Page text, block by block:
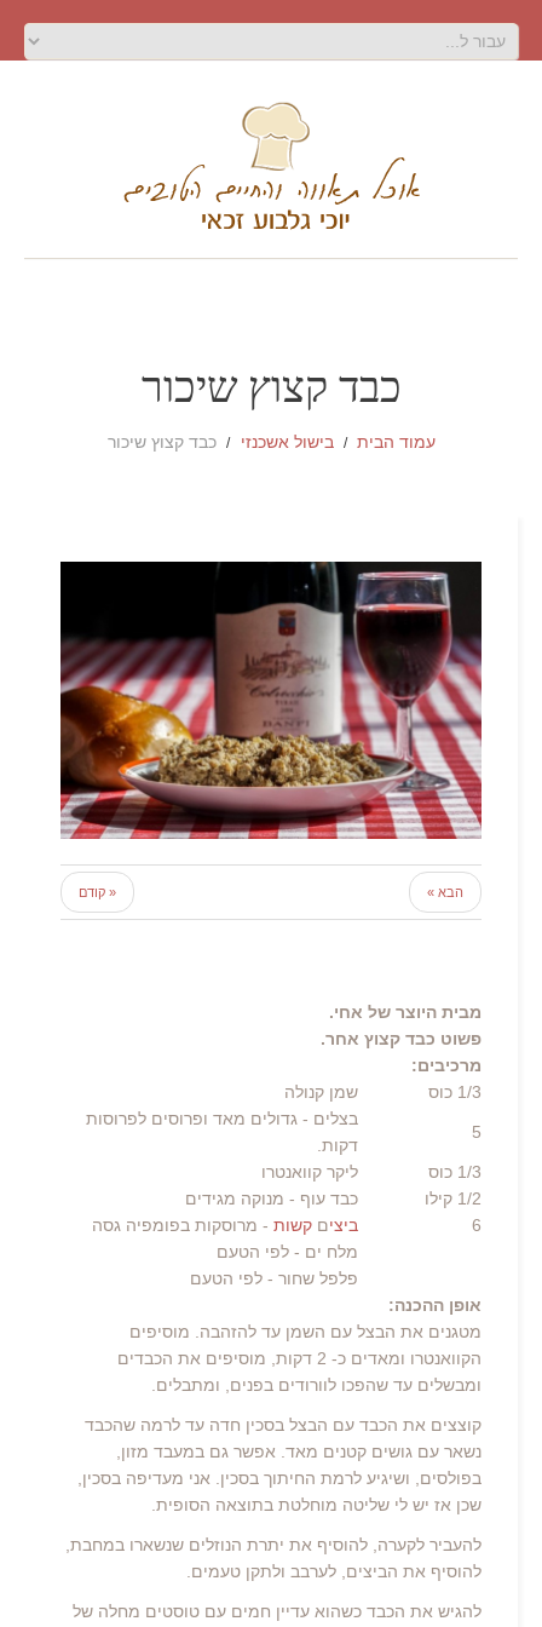
כבד קצוץ שיכור
עמוד הבית בישול אשכנזי כבד קצוץ שיכור
« קודם הבא »
מבית היוצר של אחי.
פשוט כבד קצוץ אחר.
מרכיבים:
1/3 כוס שמן קנולה
5
בצלים - גדולים מאד ופרוסים לפרוסות
דקות.
1/3 כוס
ליקר קוואנטרו
1/2 קילו כבד עוף - מנוקה מגידים
6
ביצים קשות - מרוסקות בפומפיה גסה
מלח ים - לפי הטעם
פלפל שחור - לפי הטעם
אופן ההכנה:
מטגנים את הבצל עם השמן עד להזהבה. מוסיפים
הקוואנטרו ומאדים כ- 2 דקות, מוסיפים את הכבדים
ומבשלים עד שהפכו לוורודים בפנים, ומתבלים.
קוצצים את הכבד עם הבצל בסכין חדה עד לרמה שהכבד
נשאר עם גושים קטנים מאד. אפשר גם במעבד מזון,
בפולסים, ושיגיע לרמת החיתוך בסכין. אני מעדיפה בסכין,
שכן אז יש לי שליטה מוחלטת בתוצאה הסופית.
להעביר לקערה, להוסיף את יתרת הנוזלים שנשארו במחבת,
להוסיף את הביצים, לערבב ולתקן טעמים.
להגיש את הכבד כשהוא עדיין חמים עם טוסטים מחלה של